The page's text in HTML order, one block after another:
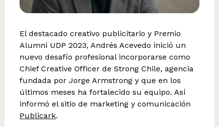
El destacado creativo publicitario y Premio
Alumni UDP 2023, Andrés Acevedo inició un
nuevo desafío profesional incorporarse como
Chief Creative Officer de Strong Chile, agencia
fundada por Jorge Armstrong y que en los
últimos meses ha fortalecido su equipo. Así
informó el sitio de marketing y comunicación
Publicark.